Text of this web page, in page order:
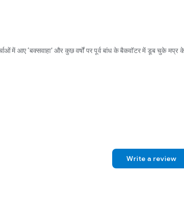
में आए ‘बक्सवाहा’ और कुछ वर्षों पर पूर्व बांध के बैकवॉटर में डूब चुके मप्र
हीरे की खदान से चर्चाओं में आए ‘बक्सवाहा’ और कुछ वर्षों पर पूर्व बांध के
Write a review